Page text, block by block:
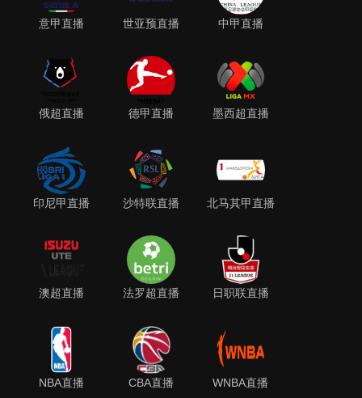
意甲直播 世亚预直播 中甲直播
俄超直播 德甲直播 墨西超直播
印尼甲直播 沙特联直播 北马其甲直播
澳超直播 法罗超直播 日职联直播
NBA直播 CBA直播 WNBA直播